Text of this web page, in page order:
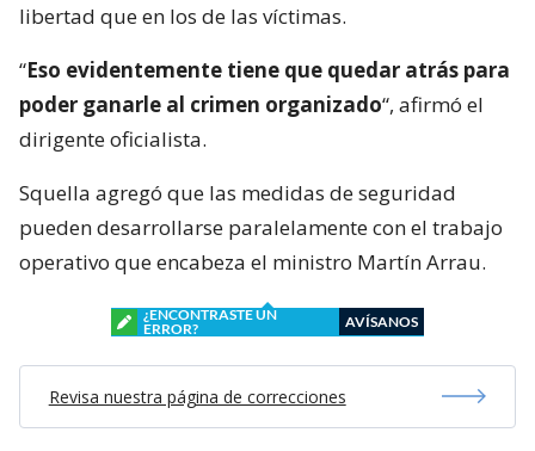
libertad que en los de las víctimas.
“Eso evidentemente tiene que quedar atrás para
poder ganarle al crimen organizado“, afirmó el
dirigente oficialista.
Squella agregó que las medidas de seguridad
pueden desarrollarse paralelamente con el trabajo
operativo que encabeza el ministro Martín Arrau.
¿ENCONTRASTE UN
ERROR?
AVÍSANOS
Revisa nuestra página de correcciones